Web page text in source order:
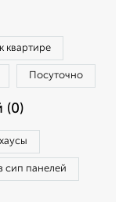
квартире
Посуточно
(0)
сип панелей